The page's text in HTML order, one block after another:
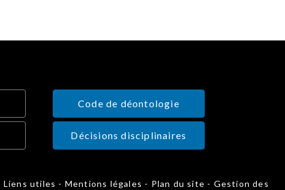
Code de déontologie
Décisions disciplinaires
Liens utiles - Mentions légales - Plan du site - Gestion des